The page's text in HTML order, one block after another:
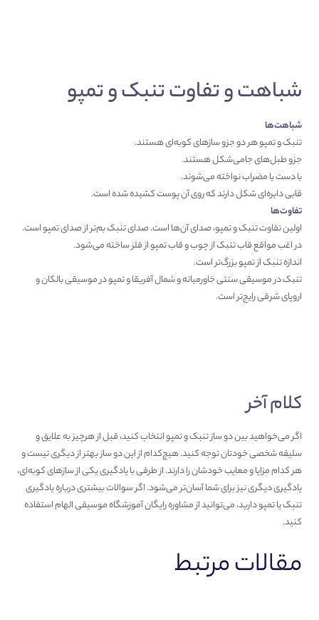
شباهت‌ و تفاوت تنبک و تمپو
شباهت‌ها
تنبک و تمپو هر دو جزو سازهای کوبه‌ای هستند.
جزو طبل‌های جامی‌شکل هستند.
با دست یا مضراب نواخته می‌شوند.
قابی دایره‌ای شکل دارند که روی آن پوست کشیده شده است.
تفاوت‌ها
اولین تفاوت تنبک و تمپو، صدای آن‌ها است. صدای تنبک بم‌تر از صدای تمپو است.
در اغب مواقع قاب تنبک از چوب و قاب تمپو از فلز ساخته می‌شود.
اندازه تنبک از تمپو بزرگ‌تر است.
تنبک در موسیقی سنتی خاورمیانه و شمال آفریقا و تمپو در موسیقی بالکان و
اروپای شرقی رایج‌تر است.
کلام آخر
اگر می‌خواهید بین دو ساز تنبک و تمپو انتخاب کنید، قبل از هرچیز به علایق و
سلیقه شخصی خودتان توجه کنید. هیچ‌کدام از این دو ساز بهتر از دیگری نیست و
هر کدام مزایا و معایب خودشان را دارند. از طرفی با یادگیری یکی از سازهای کوبه‌ای،
یادگیری دیگری نیز برای شما آسان‌تر می‌شود. اگر سوالات بیشتری درباره یادگیری
تنبک یا تمپو دارید، می‌توانید از مشاوره رایگان آموزشگاه موسیقی الهام استفاده
کنید.
مقالات مرتبط